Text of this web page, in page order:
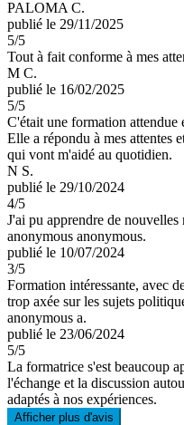
PALOMA C.
publié le 29/11/2025
5/5
Tout à fait conforme à mes
M C.
publié le 16/02/2025
5/5
C'était une formation
Elle a répondu à mes attentes
qui vont m'aidé au quotidien.
N S.
publié le 29/10/2024
4/5
J'ai pu apprendre de nouvelles
anonymous anonymous.
publié le 10/07/2024
3/5
Formation intéressante, avec
trop axée sur les sujets
anonymous a.
publié le 23/06/2024
5/5
La formatrice s'est beaucoup
l'échange et la discussion
adaptés à nos expériences.
Afficher plus d'avis